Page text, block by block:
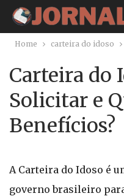
Home carteira do idoso
Carteira do
Solicitar e
Benefícios?
A Carteira do Idoso é
governo brasileiro